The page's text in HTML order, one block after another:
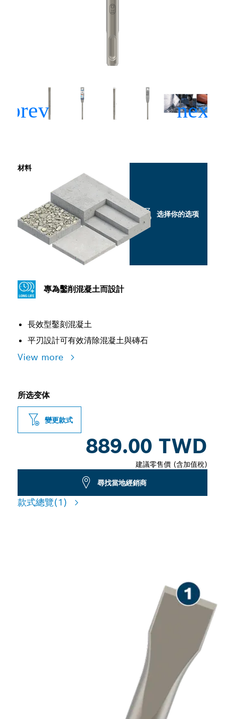
專為鑿削混凝土而設計
長效型鑿刻混凝土
平刃設計可有效清除混凝土與磚石
View more
材料
选择你的选项
所选变体
變更款式
889.00 TWD
建議零售價 (含加值稅)
尋找當地經銷商
款式總覽(1)